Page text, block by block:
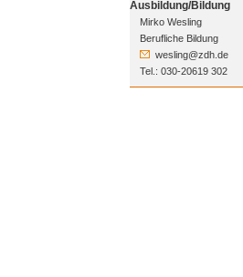
Ausbildung/Bildung
Mirko Wesling
Berufliche Bildung
wesling@zdh.de
Tel.: 030-20619 302